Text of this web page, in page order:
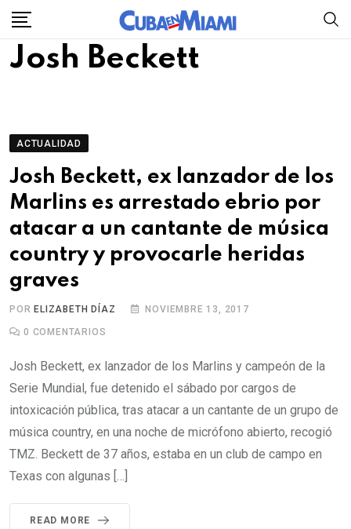
Skip
content
Josh Beckett
ACTUALIDAD
Josh Beckett, ex lanzador de los
Marlins es arrestado ebrio por
atacar a un cantante de música
country y provocarle heridas
graves
POR ELIZABETH DÍAZ NOVIEMBRE 13, 2017
0 COMENTARIOS
Josh Beckett, ex lanzador de los Marlins y campeón de la
Serie Mundial, fue detenido el sábado por cargos de
intoxicación pública, tras atacar a un cantante de un grupo de
música country, en una noche de micrófono abierto, recogió
TMZ. Beckett de 37 años, estaba en un club de campo en
Texas con algunas […]
READ MORE